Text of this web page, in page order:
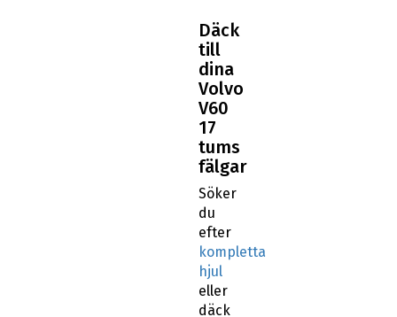
Däck
till
dina
Volvo
V60
17
tums
fälgar
Söker
du
efter
kompletta
hjul
eller
däck